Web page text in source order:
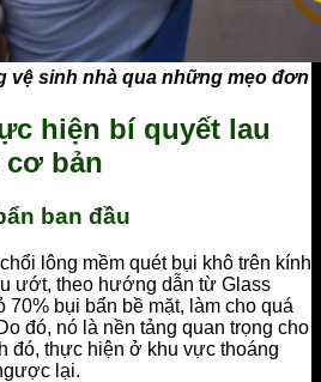
vệ sinh nhà qua những mẹo đơn
hiện bí quyết lau
bản
ban đầu
lông mềm quét bụi khô trên kính
ướt, theo hướng dẫn từ Glass
70% bụi bẩn bề mặt, làm cho quá
đó, nó là nền tảng quan trọng cho
đó, thực hiện ở khu vực thoáng
lại.